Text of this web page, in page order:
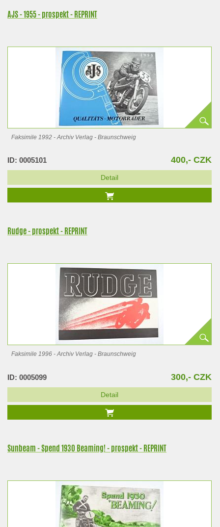
AJS - 1955 - prospekt - REPRINT
Faksimile 1992 - Archiv Verlag - Braunschweig
ID: 0005101 400,- CZK
Detail
Rudge - prospekt - REPRINT
Faksimile 1996 - Archiv Verlag - Braunschweig
ID: 0005099 300,- CZK
Detail
Sunbeam - Spend 1930 Beaming! - prospekt - REPRINT